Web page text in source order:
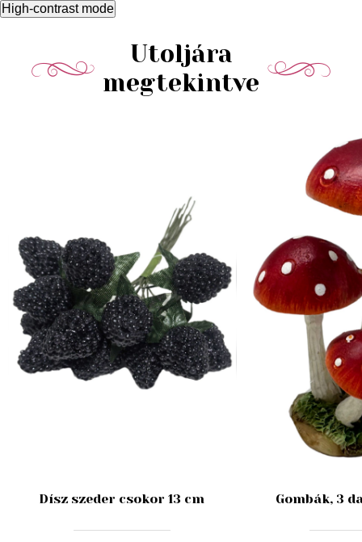
High-contrast mode
Utoljára
megtekintve
Dísz szeder csokor 13 cm Gombák, 3